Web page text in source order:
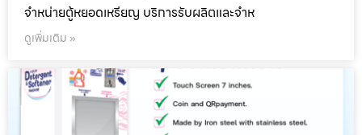
จำหน่ายตู้หยอดเหรียญ บริการรับผลิตและจำห
ดูเพิ่มเติม »